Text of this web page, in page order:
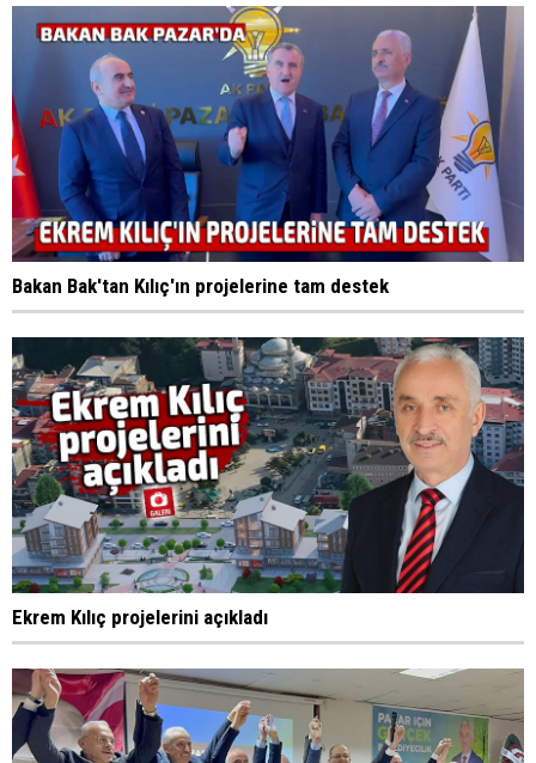
Bakan Bak'tan Kılıç'ın projelerine tam destek
Ekrem Kılıç projelerini açıkladı